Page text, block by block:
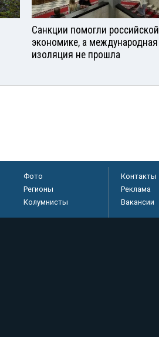
Санкции помогли российской
экономике, а международная
изоляция не прошла
Фото
Регионы
Колумнисты
Контакты
Реклама
Вакансии